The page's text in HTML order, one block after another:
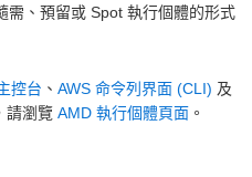
需、預留或 Spot 執行個體的形式
控台 、 AWS 命令列界面 (CLI) 及
請瀏覽 AMD 執行個體頁面 。